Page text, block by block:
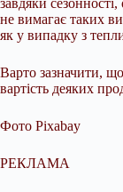
завдяки
не вимагає таких
як у випадку з
Варто зазначити,
вартість деяких
Фото Pixabay
РЕКЛАМА